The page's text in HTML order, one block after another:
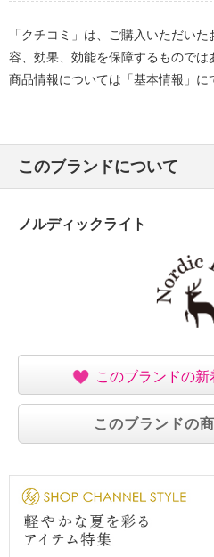
「クチコミ」は、ご購入いただい
容、効果、効能を保障するものでは
商品情報については「基本情報」に
このブランドについて
ノルディックライト
このブランドの
このブランドの